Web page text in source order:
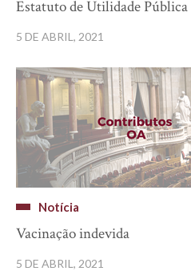
Estatuto de Utilidade Pública
5 DE ABRIL, 2021
Notícia
Vacinação indevida
5 DE ABRIL, 2021